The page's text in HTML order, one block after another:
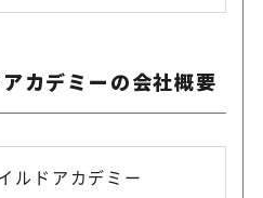
カデミーの会社概要
ルドアカデミー